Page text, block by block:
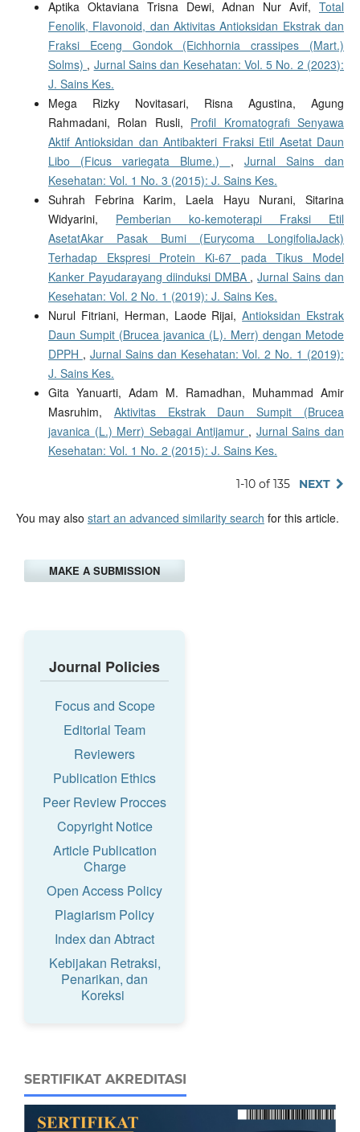
Aptika Oktaviana Trisna Dewi, Adnan Nur Avif,Total
Fenolik, Flavonoid, dan Aktivitas Antioksidan Ekstrak dan
Fraksi Eceng Gondok (Eichhornia crassipes (Mart.)
Solms) , Jurnal Sains dan Kesehatan: Vol. 5 No. 2 (2023):
J. Sains Kes.
Mega Rizky Novitasari, Risna Agustina, Agung
Rahmadani, Rolan Rusli, Profil Kromatografi Senyawa
Aktif Antioksidan dan Antibakteri Fraksi Etil Asetat Daun
Libo (Ficus variegata Blume.) , Jurnal Sains dan
Kesehatan: Vol. 1 No. 3 (2015): J. Sains Kes.
Suhrah Febrina Karim, Laela Hayu Nurani, Sitarina
Widyarini, Pemberian ko-kemoterapi Fraksi Etil
AsetatAkar Pasak Bumi (Eurycoma LongifoliaJack)
Terhadap Ekspresi Protein Ki-67 pada Tikus Model
Kanker Payudarayang diinduksi DMBA ,Jurnal Sains dan
Kesehatan: Vol. 2 No. 1 (2019): J. Sains Kes.
Nurul Fitriani, Herman, Laode Rijai,Antioksidan Ekstrak
Daun Sumpit (Brucea javanica (L). Merr) dengan Metode
DPPH , Jurnal Sains dan Kesehatan: Vol. 2 No. 1 (2019):
J. Sains Kes.
Gita Yanuarti, Adam M. Ramadhan, Muhammad Amir
Masruhim, Aktivitas Ekstrak Daun Sumpit (Brucea
javanica (L.) Merr) Sebagai Antijamur , Jurnal Sains dan
Kesehatan: Vol. 1 No. 2 (2015): J. Sains Kes.
1-10 of 135 NEXT
You may also start an advanced similarity search for this article.
MAKE A SUBMISSION
Journal Policies
Focus and Scope
Editorial Team
Reviewers
Publication Ethics
Peer Review Procces
Copyright Notice
Article Publication
Charge
Open Access Policy
Plagiarism Policy
Index dan Abtract
Kebijakan Retraksi,
Penarikan, dan
Koreksi
SERTIFIKAT AKREDITASI